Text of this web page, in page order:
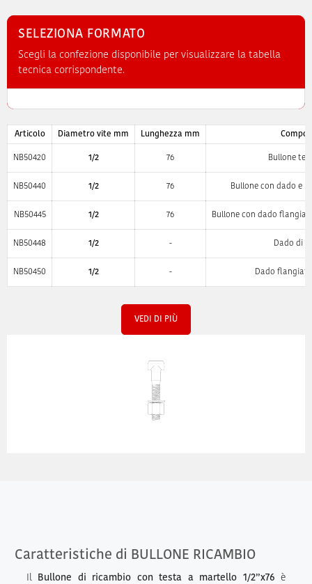
SELEZIONA FORMATO
Scegli la confezione disponibile per visualizzare la tabella
tecnica corrispondente.
Articolo Diametro vite mm Lunghezza mm
NB50420 1/2 76 Bullone
NB50440 1/2 76 Bullone con dado e
NB50445 1/2 76 Bullone con dado
NB50448 1/2 - Dado di
NB50450 1/2 - Dado
VEDI DI PIÙ
Caratteristiche di BULLONE RICAMBIO
Il Bullone di ricambio con testa a martello 1/2”x76 è